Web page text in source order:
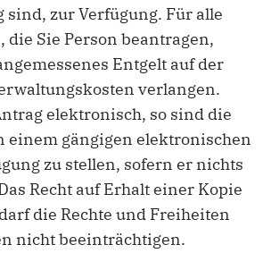
sind, zur Verfügung. Für alle
Sie Person beantragen,
Entgelt auf der
verlangen.
elektronisch, so sind die
einem gängigen elektronischen
zu stellen, sofern er nichts
Recht auf Erhalt einer Kopie
die Rechte und Freiheiten
nicht beeinträchtigen.